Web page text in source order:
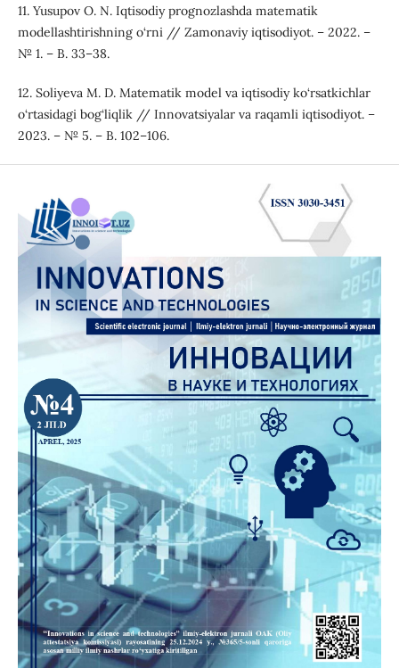
11. Yusupov O. N. Iqtisodiy prognozlashda matematik
modellashtirishning o‘rni // Zamonaviy iqtisodiyot. – 2022. –
№ 1. – B. 33–38.
12. Soliyeva M. D. Matematik model va iqtisodiy ko‘rsatkichlar
o‘rtasidagi bog‘liqlik // Innovatsiyalar va raqamli iqtisodiyot. –
2023. – № 5. – B. 102–106.